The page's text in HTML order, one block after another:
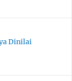
Dinilai